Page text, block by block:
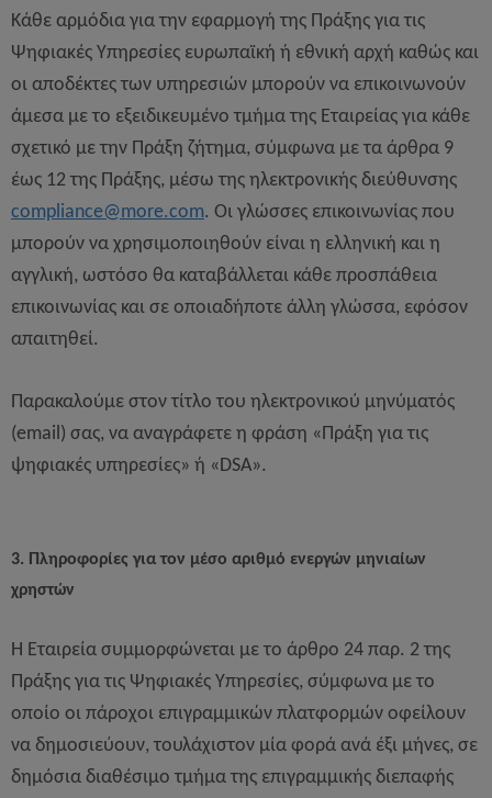
Κάθε αρμόδια για την εφαρμογή της Πράξης για τις
Ψηφιακές Υπηρεσίες ευρωπαϊκή ή εθνική αρχή καθώς και
οι αποδέκτες των υπηρεσιών μπορούν να επικοινωνούν
άμεσα με το εξειδικευμένο τμήμα της Εταιρείας για κάθε
σχετικό με την Πράξη ζήτημα, σύμφωνα με τα άρθρα 9
έως 12 της Πράξης, μέσω της ηλεκτρονικής διεύθυνσης
compliance@more.com. Οι γλώσσες επικοινωνίας που
μπορούν να χρησιμοποιηθούν είναι η ελληνική και η
αγγλική, ωστόσο θα καταβάλλεται κάθε προσπάθεια
επικοινωνίας και σε οποιαδήποτε άλλη γλώσσα, εφόσον
απαιτηθεί.
Παρακαλούμε στον τίτλο του ηλεκτρονικού μηνύματός
(email) σας, να αναγράφετε η φράση «Πράξη για τις
ψηφιακές υπηρεσίες» ή «DSA».
3. Πληροφορίες για τον μέσο αριθμό ενεργών μηνιαίων
χρηστών
Η Εταιρεία συμμορφώνεται με το άρθρο 24 παρ. 2 της
Πράξης για τις Ψηφιακές Υπηρεσίες, σύμφωνα με το
οποίο οι πάροχοι επιγραμμικών πλατφορμών οφείλουν
να δημοσιεύουν, τουλάχιστον μία φορά ανά έξι μήνες, σε
δημόσια διαθέσιμο τμήμα της επιγραμμικής διεπαφής